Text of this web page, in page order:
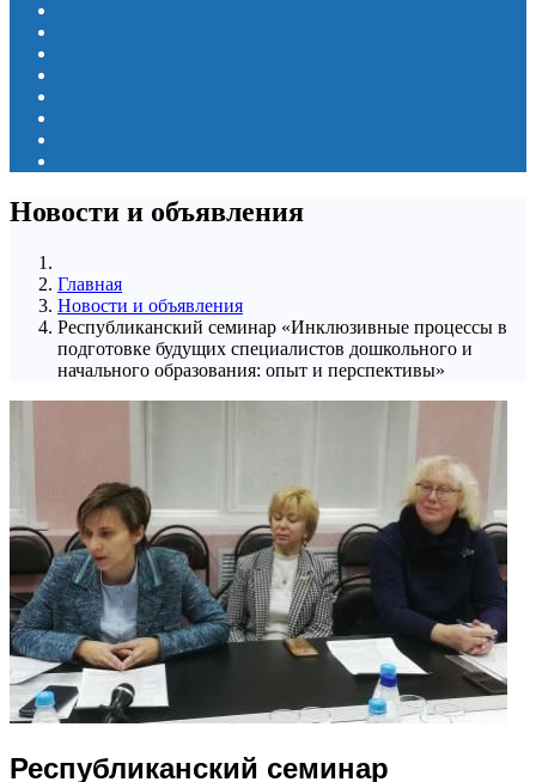
Новости и объявления
Главная
Новости и объявления
Республиканский семинар «Инклюзивные процессы в
подготовке будущих специалистов дошкольного и
начального образования: опыт и перспективы»
Республиканский семинар